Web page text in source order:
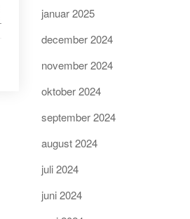
januar 2025
december 2024
november 2024
oktober 2024
september 2024
august 2024
juli 2024
juni 2024